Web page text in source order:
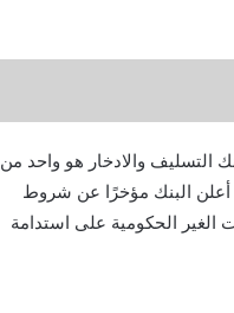
التسليف والادخار هو واحد من
أعلن البنك مؤخرًا عن شروط
الحكومية على استدامة